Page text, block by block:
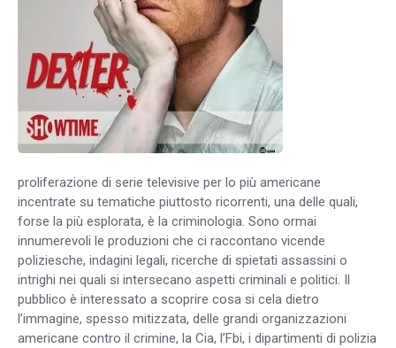
proliferazione di serie televisive per lo più americane
incentrate su tematiche piuttosto ricorrenti, una delle quali,
forse la più esplorata, è la criminologia. Sono ormai
innumerevoli le produzioni che ci raccontano vicende
poliziesche, indagini legali, ricerche di spietati assassini o
intrighi nei quali si intersecano aspetti criminali e politici. Il
pubblico è interessato a scoprire cosa si cela dietro
l’immagine, spesso mitizzata, delle grandi organizzazioni
americane contro il crimine, la Cia, l’Fbi, i dipartimenti di polizia